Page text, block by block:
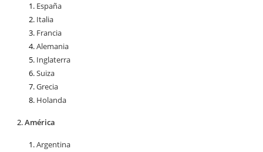
España
Italia
Francia
Alemania
Inglaterra
Suiza
Grecia
Holanda
América
Argentina